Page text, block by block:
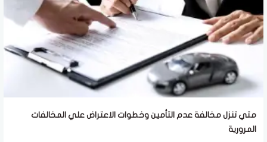
متي تنزل مخالفة عدم التأمين وخطوات الاعتراض علي المخالفات
المرورية